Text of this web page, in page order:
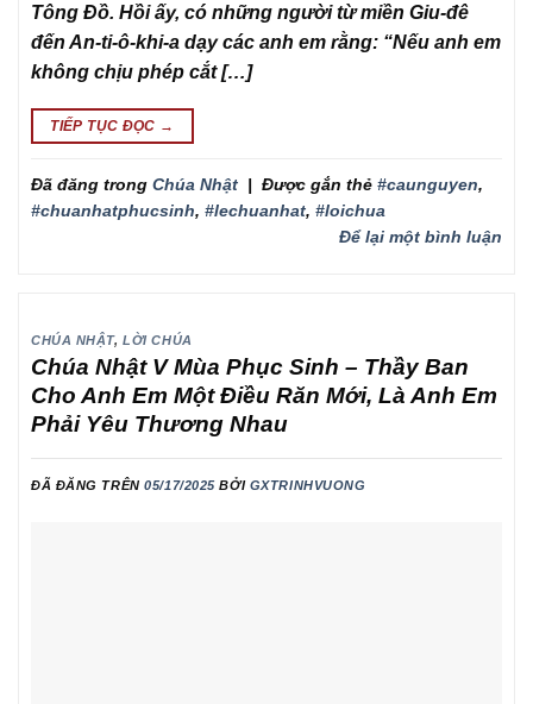
Tông Đồ. Hồi ấy, có những người từ miền Giu-đê
đến An-ti-ô-khi-a dạy các anh em rằng: “Nếu anh em
không chịu phép cắt […]
TIẾP TỤC ĐỌC →
Đã đăng trong Chúa Nhật | Được gắn thẻ #caunguyen,
#chuanhatphucsinh, #lechuanhat, #loichua
Để lại một bình luận
CHÚA NHẬT,LỜI CHÚA
Chúa Nhật V Mùa Phục Sinh – Thầy Ban
Cho Anh Em Một Điều Răn Mới, Là Anh Em
Phải Yêu Thương Nhau
ĐÃ ĐĂNG TRÊN05/17/2025 BỞI GXTRINHVUONG